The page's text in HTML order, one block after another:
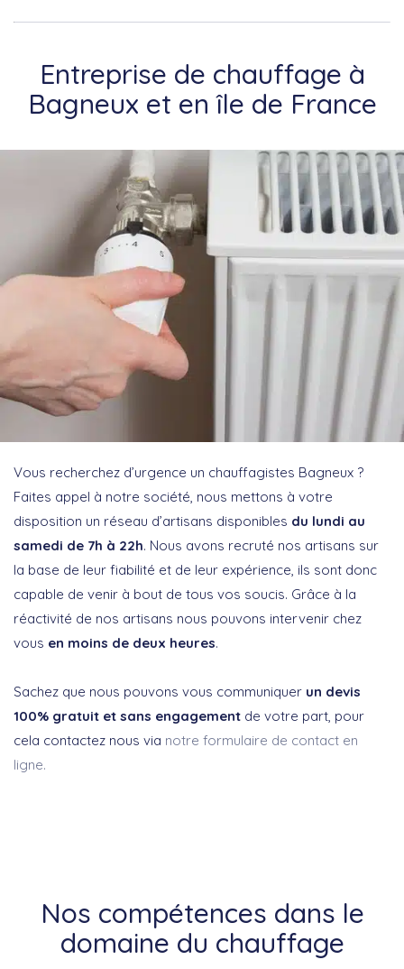
Entreprise de chauffage à
Bagneux et en île de France
Vous recherchez d’urgence un chauffagistes Bagneux ?
Faites appel à notre société, nous mettons à votre
disposition un réseau d’artisans disponibles du lundi au
samedi de 7h à 22h. Nous avons recruté nos artisans sur
la base de leur fiabilité et de leur expérience, ils sont donc
capable de venir à bout de tous vos soucis. Grâce à la
réactivité de nos artisans nous pouvons intervenir chez
vous en moins de deux heures.
Sachez que nous pouvons vous communiquer un devis
100% gratuit et sans engagement de votre part, pour
cela contactez nous via notre formulaire de contact en
ligne.
Nos compétences dans le
domaine du chauffage